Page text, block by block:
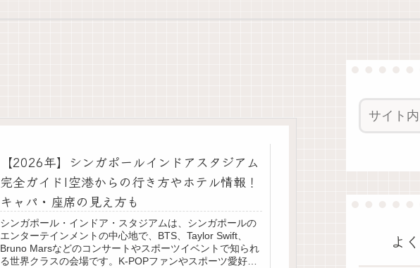
【2026年】シンガポールインドアスタジアム
完全ガイド|空港からの行き方やホテル情報！
キャパ・座席の見え方も
シンガポール・インドア・スタジアムは、シンガポールの
エンターテインメントの中心地で、BTS、Taylor Swift、
Bruno Marsなどのコンサートやスポーツイベントで知られ
る世界クラスの会場です。K-POPファンやスポーツ愛好者
よ